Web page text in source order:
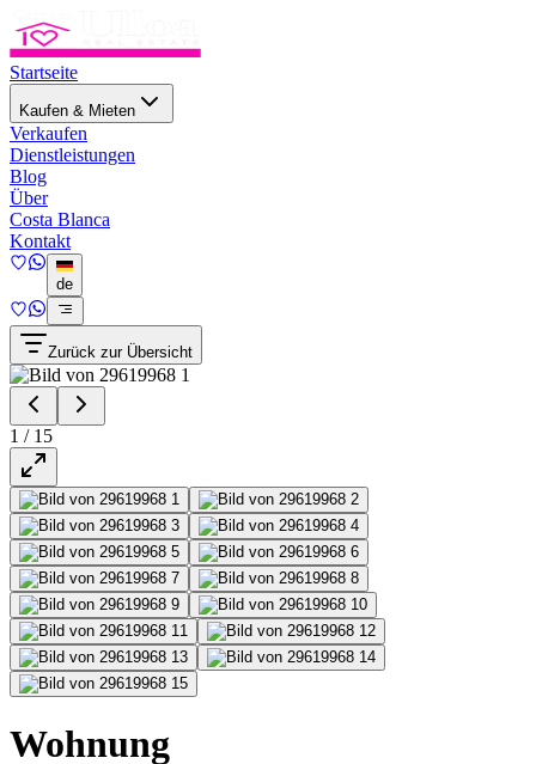
Startseite
Kaufen & Mieten
Verkaufen
Dienstleistungen
Blog
Über
Costa Blanca
Kontakt
de
Zurück zur Übersicht
1 / 15
Wohnung